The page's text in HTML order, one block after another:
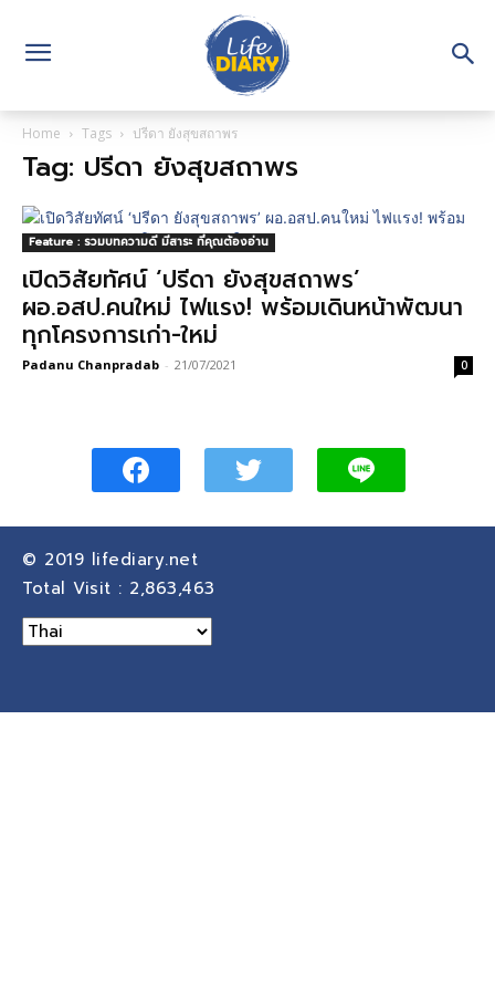
Home Tags ปรีดา ยังสุขสถาพร
Tag: ปรีดา ยังสุขสถาพร
Feature : รวมบทความดี มีสาระ ที่คุณต้องอ่าน
เปิดวิสัยทัศน์ ‘ปรีดา ยังสุขสถาพร’
ผอ.อสป.คนใหม่ ไฟแรง! พร้อมเดินหน้าพัฒนา
ทุกโครงการเก่า-ใหม่
Padanu Chanpradab - 21/07/2021 0
© 2019 lifediary.net
Total Visit : 2,863,463